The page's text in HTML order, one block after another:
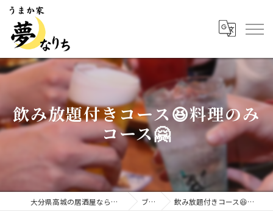
飲み放題付きコース😆料理のみ
コース🤗
大分県高城の居酒屋ならうまか家 夢なりち ブログ 飲み放題付きコース😆料理のみコース🤗